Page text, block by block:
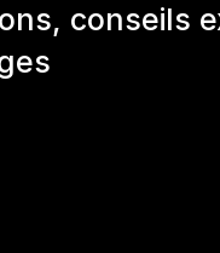
conseils
> Nous écrire